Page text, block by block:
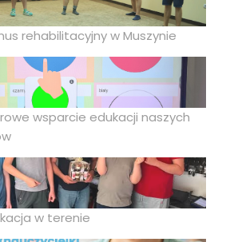
rehabilitacyjny w Muszynie
wsparcie edukacji naszych
w terenie